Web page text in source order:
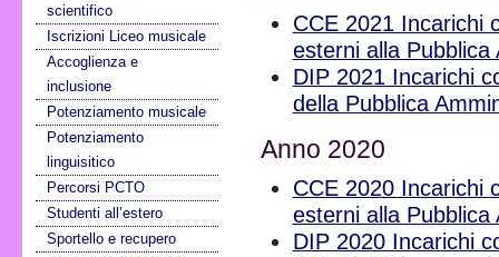
scientifico
Iscrizioni Liceo musicale
Accoglienza e
inclusione
Potenziamento musicale
Potenziamento
linguisitico
Percorsi PCTO
Studenti all’estero
Sportello e recupero
CCE 2021 Incarichi
esterni alla Pubblica
DIP 2021 Incarichi
della Pubblica
Anno 2020
CCE 2020 Incarichi
esterni alla Pubblica
DIP 2020 Incarichi